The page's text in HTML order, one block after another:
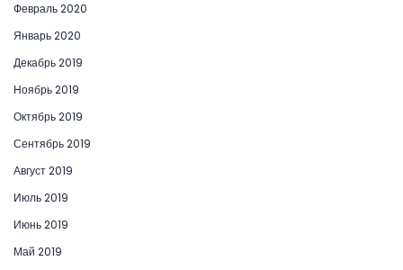
Февраль 2020
Январь 2020
Декабрь 2019
Ноябрь 2019
Октябрь 2019
Сентябрь 2019
Август 2019
Июль 2019
Июнь 2019
Май 2019